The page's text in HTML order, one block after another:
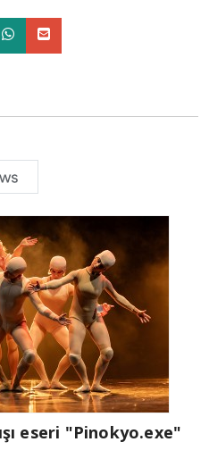
eseri "Pinokyo.exe"